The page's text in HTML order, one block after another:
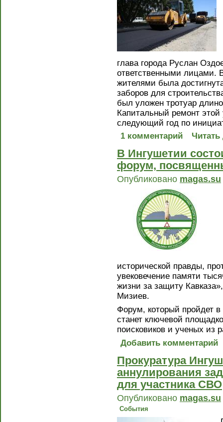
глава города Руслан
ответственными лицами.
жителями была
заборов для
был уложен тротуар
Капитальный ремонт
следующий год по
1 комментарий
Читать
В Ингушетии
форум,
Опубликовано magas.su
исторической правды,
увековечение памяти
жизни за защиту
Мизиев.
Форум, который пройдет в
станет ключевой
поисковиков и ученых из
Добавить комментарий
Прокуратура
аннулирования
для участника СВО
Опубликовано magas.su
События